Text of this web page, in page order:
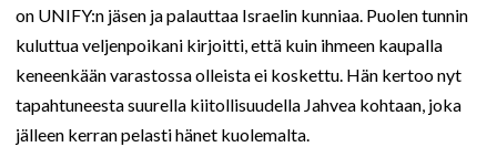
on UNIFY:n jäsen ja palauttaa Israelin kunniaa. Puolen tunnin
kuluttua veljenpoikani kirjoitti, että kuin ihmeen kaupalla
keneenkään varastossa olleista ei koskettu. Hän kertoo nyt
tapahtuneesta suurella kiitollisuudella Jahvea kohtaan, joka
jälleen kerran pelasti hänet kuolemalta.